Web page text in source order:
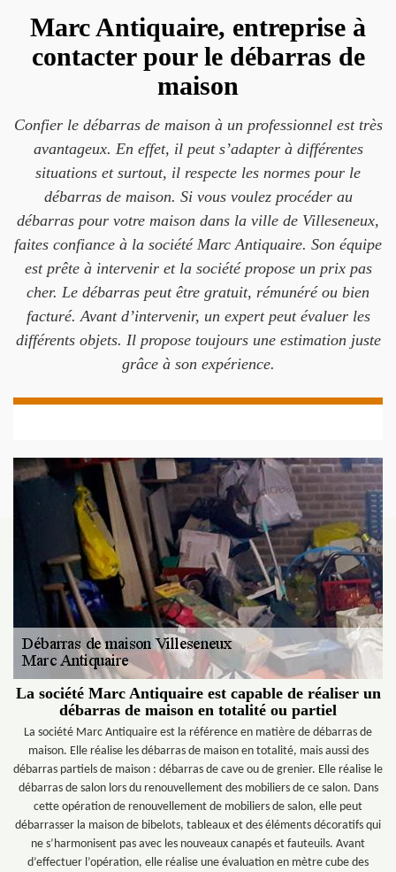
Marc Antiquaire, entreprise à
contacter pour le débarras de
maison
Confier le débarras de maison à un professionnel est très
avantageux. En effet, il peut s’adapter à différentes
situations et surtout, il respecte les normes pour le
débarras de maison. Si vous voulez procéder au
débarras pour votre maison dans la ville de Villeseneux,
faites confiance à la société Marc Antiquaire. Son équipe
est prête à intervenir et la société propose un prix pas
cher. Le débarras peut être gratuit, rémunéré ou bien
facturé. Avant d’intervenir, un expert peut évaluer les
différents objets. Il propose toujours une estimation juste
grâce à son expérience.
La société Marc Antiquaire est capable de réaliser un
débarras de maison en totalité ou partiel
La société Marc Antiquaire est la référence en matière de débarras de
maison. Elle réalise les débarras de maison en totalité, mais aussi des
débarras partiels de maison : débarras de cave ou de grenier. Elle réalise le
débarras de salon lors du renouvellement des mobiliers de ce salon. Dans
cette opération de renouvellement de mobiliers de salon, elle peut
débarrasser la maison de bibelots, tableaux et des éléments décoratifs qui
ne s’harmonisent pas avec les nouveaux canapés et fauteuils. Avant
d’effectuer l’opération, elle réalise une évaluation en mètre cube des